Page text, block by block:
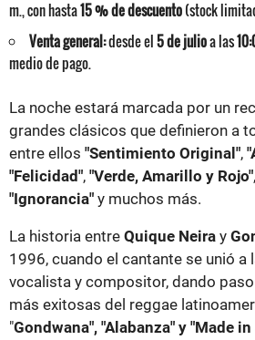
m., con hasta15 % de descuento(stock
Venta general:desde el5 de julioa las
medio de pago.
La noche estará marcada por un
grandes clásicos que definieron a
entre ellos "Sentimiento Original",
"Felicidad", "Verde, Amarillo y Rojo",
"Ignorancia" y muchos más.
La historia entre Quique Neira y
1996, cuando el cantante se unió a
vocalista y compositor, dando
más exitosas del reggae
"Gondwana", "Alabanza" y "Made